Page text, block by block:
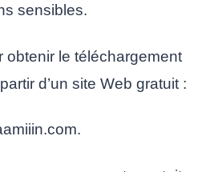
sensibles.
obtenir le téléchargement
d’un site Web gratuit :